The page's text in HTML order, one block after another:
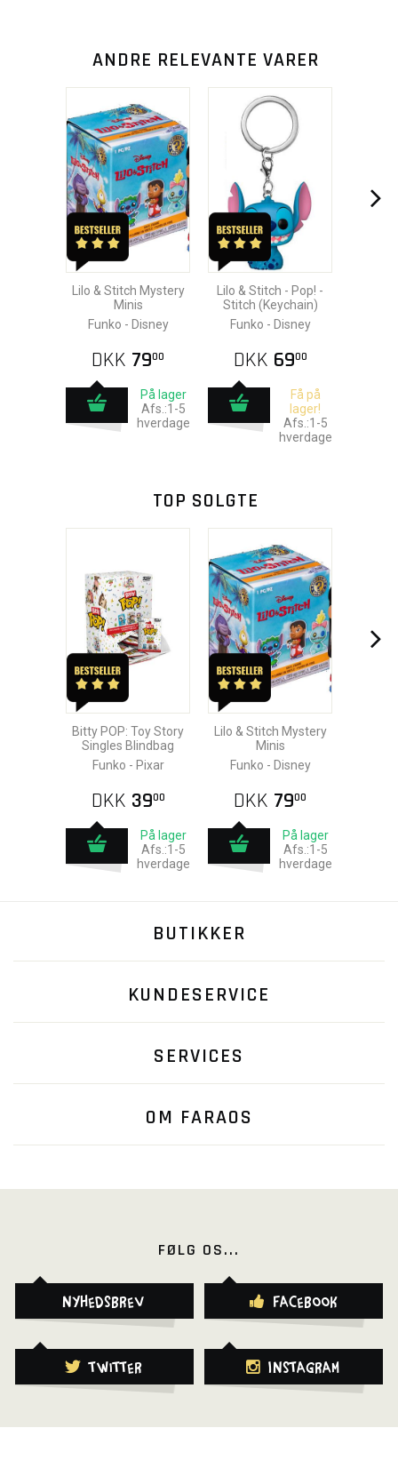
ANDRE RELEVANTE VARER
Lilo & Stitch Mystery
Minis
Funko - Disney
DKK 7900
På lager
Afs.:1-5
hverdage
Lilo & Stitch - Pop! -
Stitch (Keychain)
Funko - Disney
DKK 6900
Få på
lager!
Afs.:1-5
hverdage
TOP SOLGTE
Bitty POP: Toy Story
Singles Blindbag
Funko - Pixar
DKK 3900
På lager
Afs.:1-5
hverdage
Lilo & Stitch Mystery
Minis
Funko - Disney
DKK 7900
På lager
Afs.:1-5
hverdage
BUTIKKER
KUNDESERVICE
SERVICES
OM FARAOS
FØLG OS...
Nyhedsbrev Facebook
Twitter Instagram